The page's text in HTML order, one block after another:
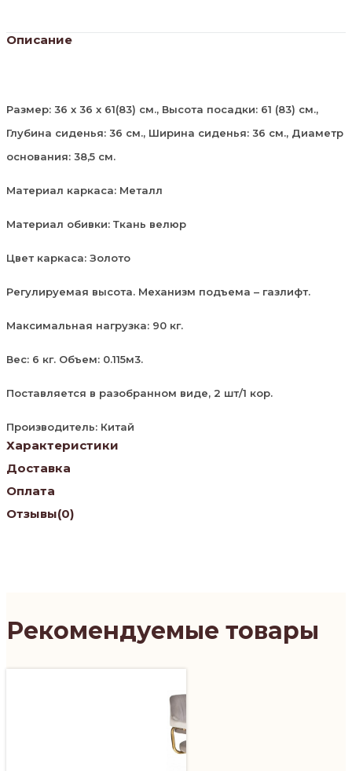
Описание
Размер: 36 х 36 х 61(83) см., Высота посадки: 61 (83) см.,
Глубина сиденья: 36 см., Ширина сиденья: 36 см., Диаметр
основания: 38,5 см.
Материал каркаса: Металл
Материал обивки: Ткань велюр
Цвет каркаса: Золото
Регулируемая высота. Механизм подъема – газлифт.
Максимальная нагрузка: 90 кг.
Вес: 6 кг. Объем: 0.115м3.
Поставляется в разобранном виде, 2 шт/1 кор.
Производитель: Китай
Характеристики
Доставка
Оплата
Отзывы(0)
Рекомендуемые товары